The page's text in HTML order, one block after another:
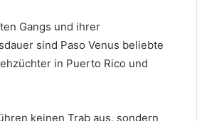
Gangs und ihrer
sind Paso Venus beliebte
in Puerto Rico und
keinen Trab aus, sondern